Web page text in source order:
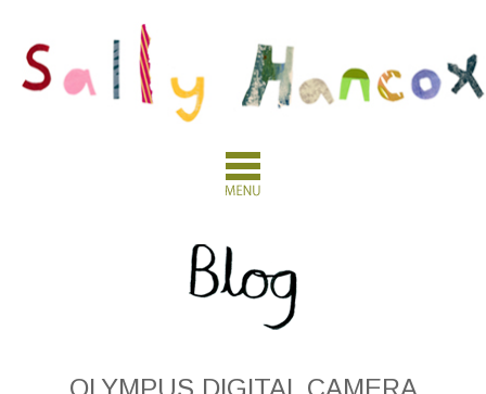
OLYMPUS DIGITAL CAMERA